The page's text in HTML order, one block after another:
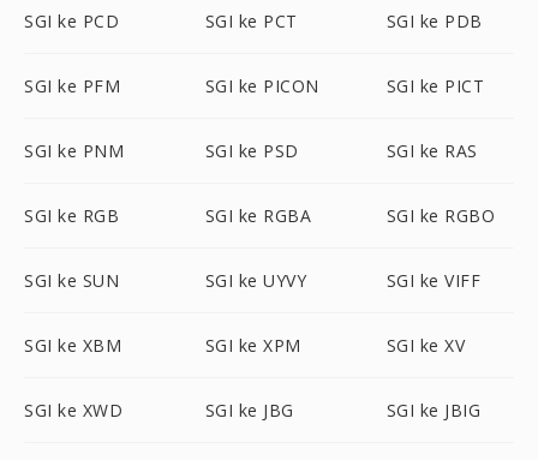
SGI ke PCD SGI ke PCT SGI ke PDB
SGI ke PFM SGI ke PICON SGI ke PICT
SGI ke PNM SGI ke PSD SGI ke RAS
SGI ke RGB SGI ke RGBA SGI ke RGBO
SGI ke SUN SGI ke UYVY SGI ke VIFF
SGI ke XBM SGI ke XPM SGI ke XV
SGI ke XWD SGI ke JBG SGI ke JBIG